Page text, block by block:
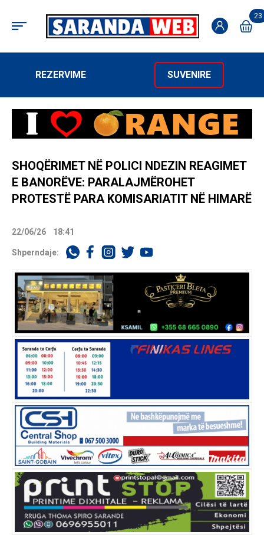
23
REZERVIME SUVENIRE
SHOQËRIMET NË POLICI NDEZIN REAGIMET
E BANORËVE: PARALAJMËROHET
PROTESTË PARA KOMISARIATIT NË HIMARË
22/06/26 18:41
Shperndaje: